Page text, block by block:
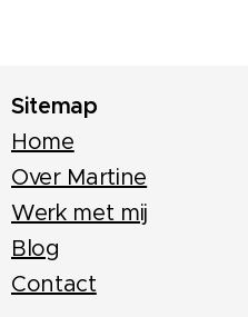
Sitemap
Home
Over Martine
Werk met mij
Blog
Contact